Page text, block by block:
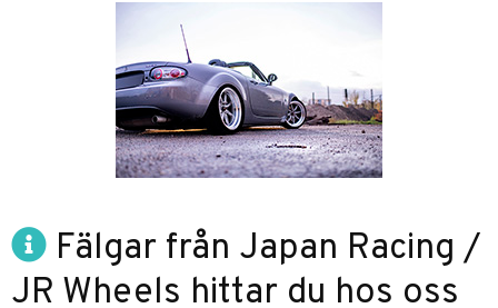
Fälgar från Japan Racing /
JR Wheels hittar du hos oss